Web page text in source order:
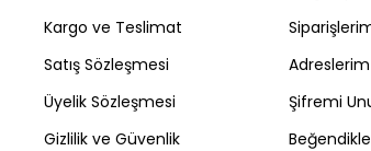
Kargo ve Teslimat
Satış Sözleşmesi
Üyelik Sözleşmesi
Gizlilik ve Güvenlik
Adreslerim
Şifremi